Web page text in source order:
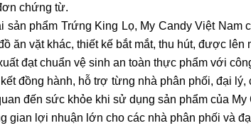
chứng từ.
sản phẩm Trứng King Lọ, My Candy Việt Nam
ăn vặt khác, thiết kế bắt mắt, thu hút, được
đạt chuẩn vệ sinh an toàn thực phẩm với
đồng hành, hỗ trợ từng nhà phân phối, đại
đến sức khỏe khi sử dụng sản phẩm của My
gian lợi nhuận lớn cho các nhà phân phối và